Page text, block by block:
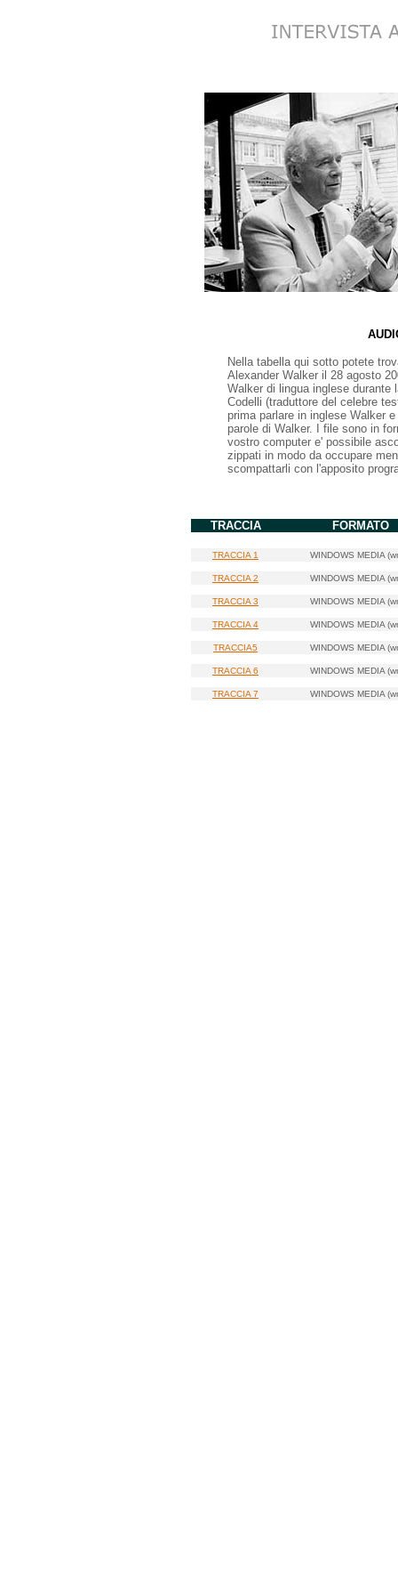
Nella tabella qui sotto potete
Alexander Walker il 28 agosto
Walker di lingua inglese durante
Codelli (traduttore del celebre
prima parlare in inglese Walker
parole di Walker. I file sono in
vostro computer e' possibile
zippati in modo da occupare
scompattarli con l'apposito
TRACCIA FORMATO
TRACCIA 1
WINDOWS MEDIA
TRACCIA 2
WINDOWS MEDIA
TRACCIA 3
WINDOWS MEDIA
TRACCIA 4
WINDOWS MEDIA
TRACCIA5
WINDOWS MEDIA
TRACCIA 6
WINDOWS MEDIA
TRACCIA 7
WINDOWS MEDIA